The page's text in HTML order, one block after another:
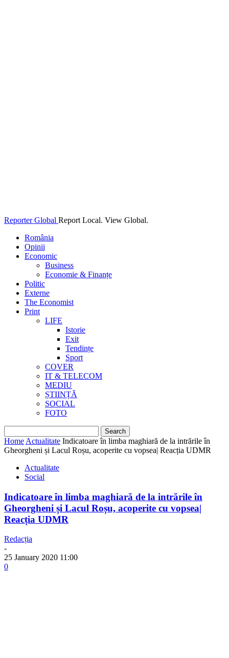
Reporter Global Report Local. View Global.
România
Opinii
Economic
Business
Economie & Finanțe
Politic
Externe
The Economist
Print
LIFE
Istorie
Exit
Tendințe
Sport
COVER
IT & TELECOM
MEDIU
ȘTIINȚĂ
SOCIAL
FOTO
Home Actualitate Indicatoare în limba maghiară de la intrările în
Gheorgheni și Lacul Roșu, acoperite cu vopsea| Reacția UDMR
Actualitate
Social
Indicatoare în limba maghiară de la intrările în
Gheorgheni și Lacul Roșu, acoperite cu vopsea|
Reacția UDMR
Redacția
-
25 January 2020 11:00
0